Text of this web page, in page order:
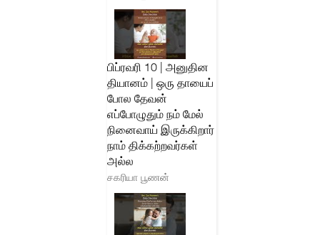
பிப்ரவரி 10 | அனுதின
தியானம் | ஒரு தாயைப்
போல தேவன்
எப்போழுதும் நம் மேல்
நினைவாய் இருக்கிறார்
நாம் திக்கற்றவர்கள்
அல்ல
சகரியா பூணன்